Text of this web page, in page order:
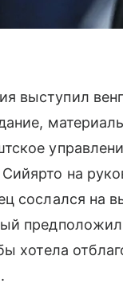
выступил
на
сослался на
хотела